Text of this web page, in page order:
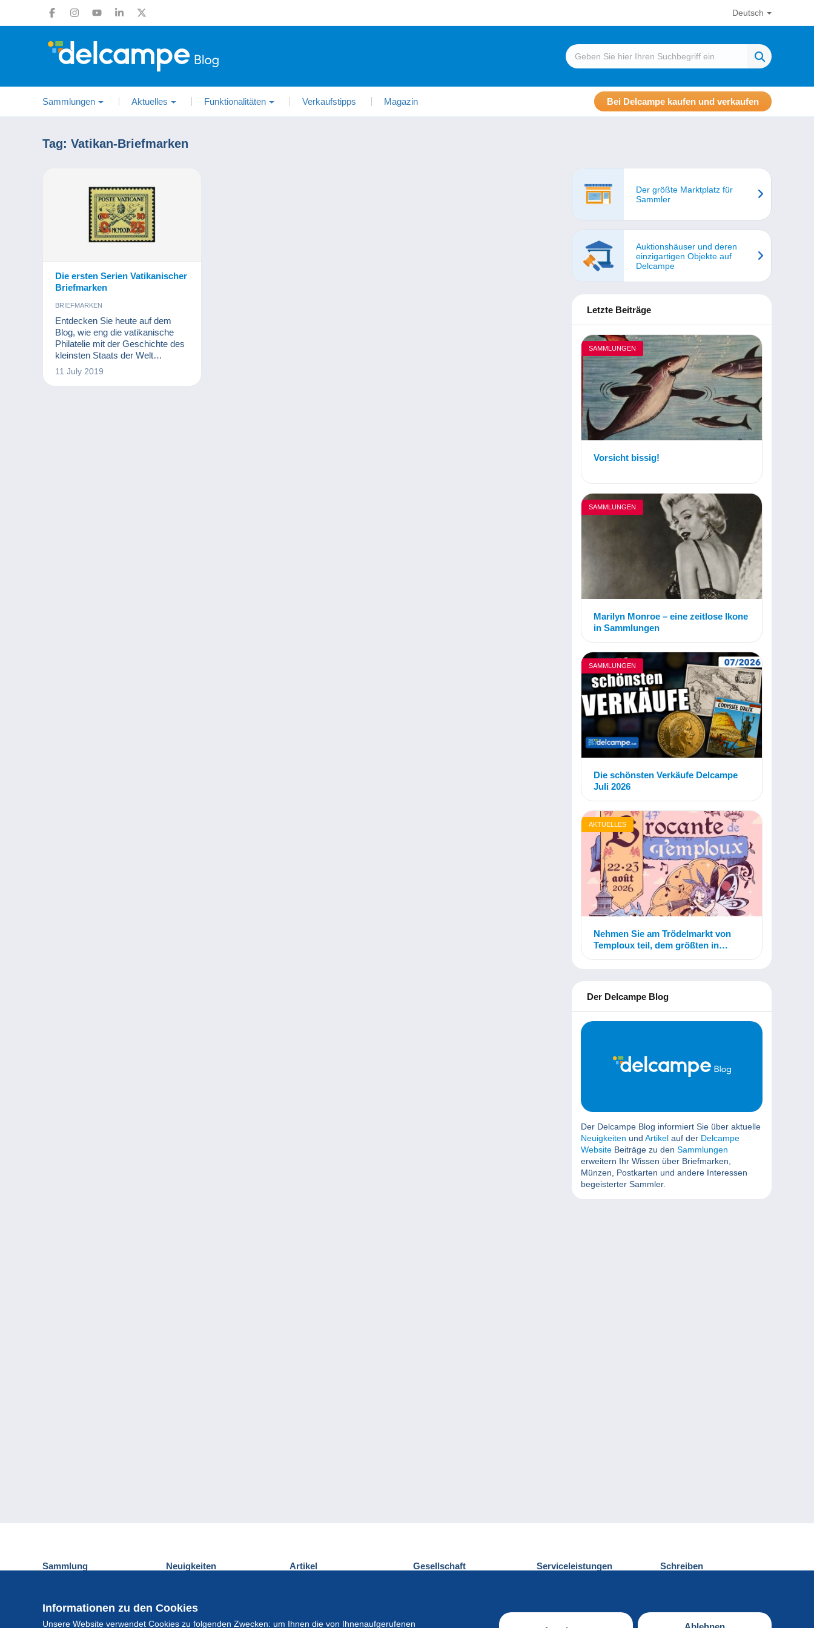
Deutsch
Sammlungen Aktuelles Funktionalitäten Verkaufstipps Magazin Bei Delcampe kaufen und verkaufen
Tag: Vatikan-Briefmarken
Die ersten Serien Vatikanischer
Briefmarken
BRIEFMARKEN
Entdecken Sie heute auf dem
Blog, wie eng die vatikanische
Philatelie mit der Geschichte des
kleinsten Staats der Welt
verbunden ist.
11 July 2019
Der größte Marktplatz für
Sammler
Auktionshäuser und deren
einzigartigen Objekte auf
Delcampe
Letzte Beiträge
SAMMLUNGEN
Vorsicht bissig!
SAMMLUNGEN
Marilyn Monroe – eine zeitlose Ikone
in Sammlungen
SAMMLUNGEN
Die schönsten Verkäufe Delcampe
Juli 2026
AKTUELLES
Nehmen Sie am Trödelmarkt von
Temploux teil, dem größten in
Der Delcampe Blog
Der Delcampe Blog informiert Sie über aktuelle
Neuigkeiten und Artikel auf der Delcampe
Website Beiträge zu den Sammlungen
erweitern Ihr Wissen über Briefmarken,
Münzen, Postkarten und andere Interessen
begeisterter Sammler.
Informationen zu den Cookies
Unsere Website verwendet Cookies zu folgenden Zwecken: um Ihnen die von Ihnenaufgerufenen
Sammlung
Münzen und Banknoten
Neuigkeiten Artikel Gesellschaft Serviceleistungen Schreiben